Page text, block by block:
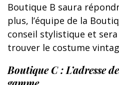
Boutique B saura
plus, l’équipe de la
conseil stylistique et
trouver le costume
Boutique C : L’adresse